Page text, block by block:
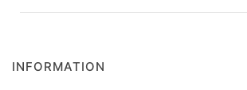
INFORMATION